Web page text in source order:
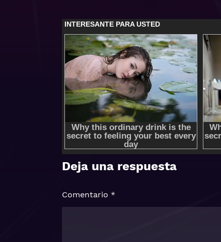
Deja una respuesta
Comentario *